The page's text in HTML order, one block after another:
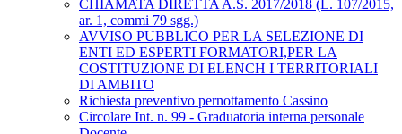
CHIAMATA DIRETTA A.S. 2017/2018 (L. 107/2015,
ar. 1, commi 79 sgg.)
AVVISO PUBBLICO PER LA SELEZIONE DI
ENTI ED ESPERTI FORMATORI,PER LA
COSTITUZIONE DI ELENCH I TERRITORIALI
DI AMBITO
Richiesta preventivo pernottamento Cassino
Circolare Int. n. 99 - Graduatoria interna personale